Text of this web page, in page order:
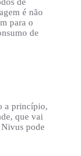
é não
para o
de
a princípio,
que vai
pode